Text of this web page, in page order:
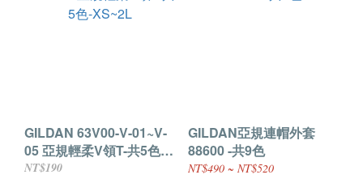
GILDAN 63V00-V-01~V-
05 亞規輕柔V領T-共5色-
XS~2L
NT$190
GILDAN亞規連帽外套
88600 -共9色
NT$490 ~ NT$520